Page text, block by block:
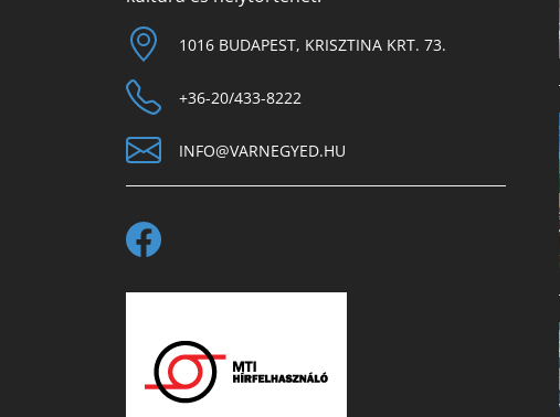
1016 BUDAPEST, KRISZTINA KRT. 73.
+36-20/433-8222
INFO@VARNEGYED.HU